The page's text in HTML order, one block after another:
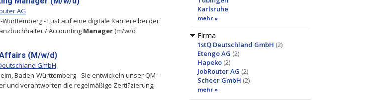
Karlsruhe
mehr »
Firma
1stQ Deutschland GmbH (2)
Etengo AG (2)
Hapeko (2)
JobRouter AG (2)
Scheer GmbH (2)
mehr »
AG
Württemberg - Lust auf eine digitale Karriere bei der
/ Accounting Manager(m/w/d
(M/w/d)
GmbH
Baden-Württemberg - Sie entwickeln unser QM-
und verantworten die regelmäßige Zerti?zierung;